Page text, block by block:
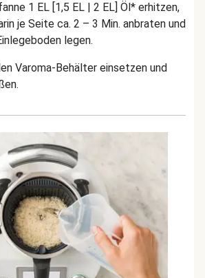
1 EL [1,5 EL | 2 EL] Öl* erhitzen,
je Seite ca. 2 – 3 Min. anbraten und
legen.
Varoma-Behälter einsetzen und